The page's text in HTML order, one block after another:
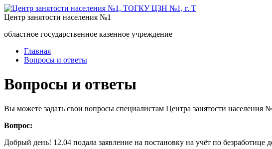
Центр занятости населения №1
областное государственное казенное учреждение
Главная
Вопросы и ответы
Вопросы и ответы
Вы можете задать свои вопросы специалистам Центра занятости населения
Вопрос:
Добрый день! 12.04 подала заявление на постановку на учёт по безработице